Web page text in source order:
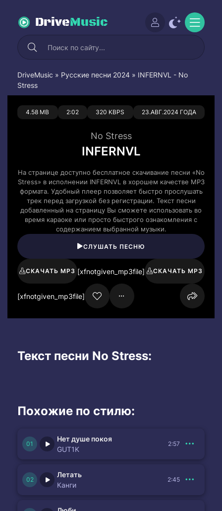
DriveMusic
DriveMusic » Русские песни 2024 » INFERNVL - No
Stress
4.58 MB 2:02 320 KBPS 23.АВГ.2024 ГОДА
0 0
No Stress
INFERNVL
На странице доступно бесплатное скачивание песни «No
Stress» в исполнении INFERNVL в хорошем качестве MP3
формата. Удобный плеер позволяет быстро прослушать
трек перед загрузкой без регистрации. Текст песни
добавленный на страницу Вы сможете использовать во
время караоке или просто быстрого ознакомления с
содержанием выбранной музыки.
СЛУШАТЬ ПЕСНЮ
СКАЧАТЬ MP3 [xfnotgiven_mp3file] СКАЧАТЬ MP3
[xfnotgiven_mp3file]
Текст песни No Stress:
Похожие по стилю:
Нет душе покоя
GUT1K
2:57
Летать
Канги
2:45